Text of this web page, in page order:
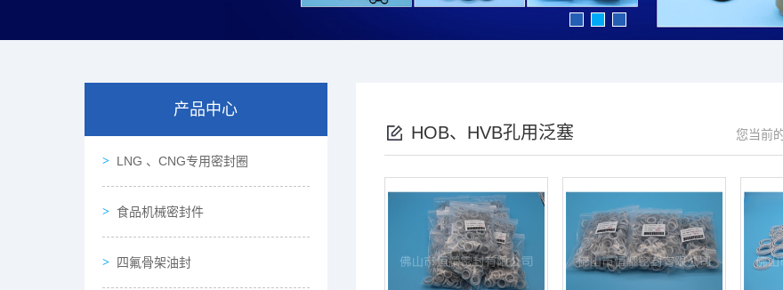
产品中心
LNG 、CNG专用密封圈
食品机械密封件
四氟骨架油封
HOB、HVB孔用泛塞
封
您当前